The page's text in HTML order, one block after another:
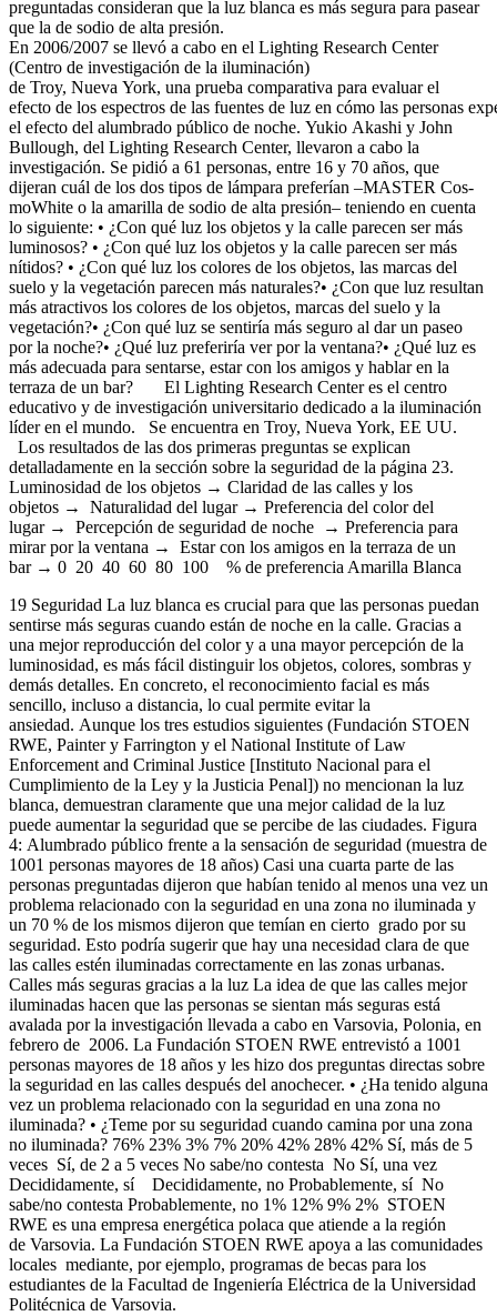
preguntadas consideran que la luz blanca es más segura para pasear
que la de sodio de alta presión.
En 2006/2007 se llevó a cabo en el Lighting Research Center
(Centro de investigación de la iluminación)
de Troy, Nueva York, una prueba comparativa para evaluar el
efecto de los espectros de las fuentes de luz en cómo las personas
el efecto del alumbrado público de noche. Yukio Akashi y John
Bullough, del Lighting Research Center, llevaron a cabo la
investigación. Se pidió a 61 personas, entre 16 y 70 años, que
dijeran cuál de los dos tipos de lámpara preferían –MASTER Cos-
moWhite o la amarilla de sodio de alta presión– teniendo en cuenta
lo siguiente: • ¿Con qué luz los objetos y la calle parecen ser más
luminosos? • ¿Con qué luz los objetos y la calle parecen ser más
nítidos? • ¿Con qué luz los colores de los objetos, las marcas del
suelo y la vegetación parecen más naturales?• ¿Con que luz resultan
más atractivos los colores de los objetos, marcas del suelo y la
vegetación?• ¿Con qué luz se sentiría más seguro al dar un paseo
por la noche?• ¿Qué luz preferiría ver por la ventana?• ¿Qué luz es
más adecuada para sentarse, estar con los amigos y hablar en la
terraza de un bar? El Lighting Research Center es el centro
educativo y de investigación universitario dedicado a la iluminación
líder en el mundo. Se encuentra en Troy, Nueva York, EE UU.
Los resultados de las dos primeras preguntas se explican
detalladamente en la sección sobre la seguridad de la página 23.
Luminosidad de los objetos → Claridad de las calles y los
objetos → Naturalidad del lugar → Preferencia del color del
lugar → Percepción de seguridad de noche → Preferencia para
mirar por la ventana → Estar con los amigos en la terraza de un
bar → 0 20 40 60 80 100 % de preferencia Amarilla Blanca
19 Seguridad La luz blanca es crucial para que las personas puedan
sentirse más seguras cuando están de noche en la calle. Gracias a
una mejor reproducción del color y a una mayor percepción de la
luminosidad, es más fácil distinguir los objetos, colores, sombras y
demás detalles. En concreto, el reconocimiento facial es más
sencillo, incluso a distancia, lo cual permite evitar la
ansiedad. Aunque los tres estudios siguientes (Fundación STOEN
RWE, Painter y Farrington y el National Institute of Law
Enforcement and Criminal Justice [Instituto Nacional para el
Cumplimiento de la Ley y la Justicia Penal]) no mencionan la luz
blanca, demuestran claramente que una mejor calidad de la luz
puede aumentar la seguridad que se percibe de las ciudades. Figura
4: Alumbrado público frente a la sensación de seguridad (muestra de
1001 personas mayores de 18 años) Casi una cuarta parte de las
personas preguntadas dijeron que habían tenido al menos una vez un
problema relacionado con la seguridad en una zona no iluminada y
un 70 % de los mismos dijeron que temían en cierto grado por su
seguridad. Esto podría sugerir que hay una necesidad clara de que
las calles estén iluminadas correctamente en las zonas urbanas.
Calles más seguras gracias a la luz La idea de que las calles mejor
iluminadas hacen que las personas se sientan más seguras está
avalada por la investigación llevada a cabo en Varsovia, Polonia, en
febrero de 2006. La Fundación STOEN RWE entrevistó a 1001
personas mayores de 18 años y les hizo dos preguntas directas sobre
la seguridad en las calles después del anochecer. • ¿Ha tenido alguna
vez un problema relacionado con la seguridad en una zona no
iluminada? • ¿Teme por su seguridad cuando camina por una zona
no iluminada? 76% 23% 3% 7% 20% 42% 28% 42% Sí, más de 5
veces Sí, de 2 a 5 veces No sabe/no contesta No Sí, una vez
Decididamente, sí Decididamente, no Probablemente, sí No
sabe/no contesta Probablemente, no 1% 12% 9% 2% STOEN
RWE es una empresa energética polaca que atiende a la región
de Varsovia. La Fundación STOEN RWE apoya a las comunidades
locales mediante, por ejemplo, programas de becas para los
estudiantes de la Facultad de Ingeniería Eléctrica de la Universidad
Politécnica de Varsovia.